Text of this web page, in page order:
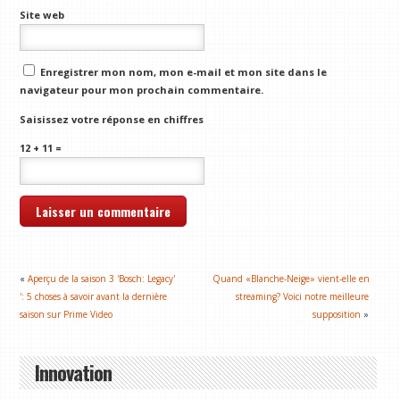
Site web
Enregistrer mon nom, mon e-mail et mon site dans le
navigateur pour mon prochain commentaire.
Saisissez votre réponse en chiffres
12 + 11 =
«Aperçu de la saison 3 'Bosch: Legacy'
': 5 choses à savoir avant la dernière
saison sur Prime Video
Quand «Blanche-Neige» vient-elle en
streaming? Voici notre meilleure
supposition »
Innovation